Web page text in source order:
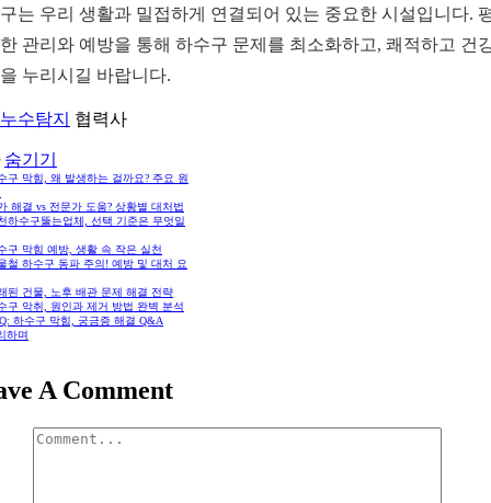
는 우리 생활과 밀접하게 연결되어 있는 중요한 시설입니다.
관리와 예방을 통해 하수구 문제를 최소화하고, 쾌적하고 건
누리시길 바랍니다.
수탐지 협력사
숨기기
구 막힘, 왜 발생하는 걸까요? 주요 원
해결 vs 전문가 도움? 상황별 대처법
하수구뚫는업체, 선택 기준은 무엇일
구 막힘 예방, 생활 속 작은 실천
철 하수구 동파 주의! 예방 및 대처 요
된 건물, 노후 배관 문제 해결 전략
구 악취, 원인과 제거 방법 완벽 분석
하수구 막힘, 궁금증 해결 Q&A
하며
A Comment